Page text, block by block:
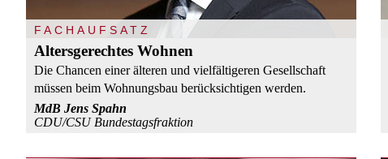
FACHAUFSATZ
Altersgerechtes Wohnen
Die Chancen einer älteren und vielfältigeren Gesellschaft
müssen beim Wohnungsbau berücksichtigen werden.
MdB Jens Spahn
CDU/CSU Bundestagsfraktion